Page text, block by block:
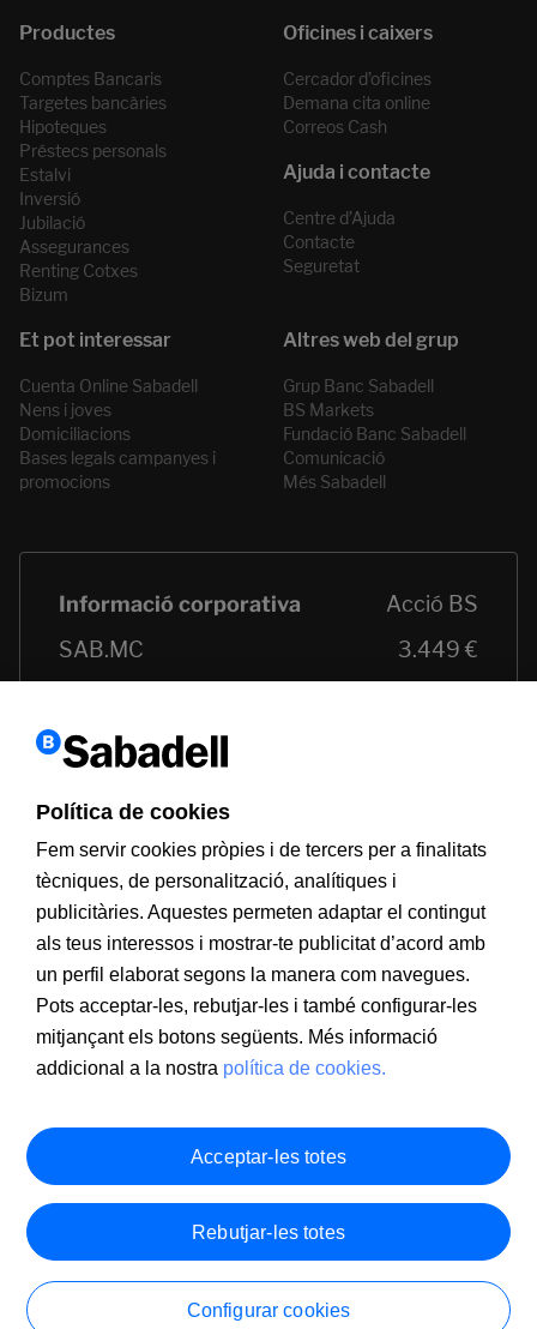
Comptes Bancaris
Targetes bancàries
Hipoteques
Préstecs personals
Estalvi
Inversió
Jubilació
Assegurances
Renting Cotxes
Bizum
Cercador d’oficines
Demana cita online
Correos Cash
Centre d’Ajuda
Contacte
Seguretat
Cuenta Online Sabadell
Nens i joves
Domiciliacions
Bases legals campanyes i
promocions
Grup Banc Sabadell
BS Markets
Fundació Banc Sabadell
Comunicació
Més Sabadell
Política de cookies
Fem servir cookies pròpies i de tercers per a finalitats
tècniques, de personalització, analítiques i
publicitàries. Aquestes permeten adaptar el contingut
als teus interessos i mostrar-te publicitat d’acord amb
un perfil elaborat segons la manera com navegues.
Pots acceptar-les, rebutjar-les i també configurar-les
mitjançant els botons següents. Més informació
addicional a la nostra política de cookies.
Configurar cookies
Rebutjar-les totes
Acceptar-les totes